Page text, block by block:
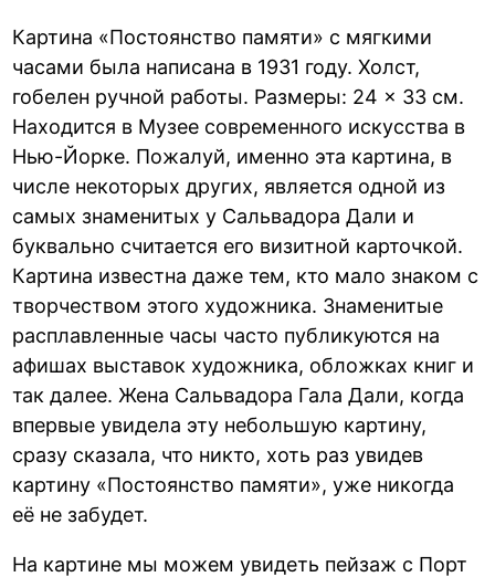
Картина «Постоянство памяти» с мягкими
часами была написана в 1931 году. Холст,
гобелен ручной работы. Размеры: 24 × 33 см.
Находится в Музее современного искусства в
Нью-Йорке. Пожалуй, именно эта картина, в
числе некоторых других, является одной из
самых знаменитых у Сальвадора Дали и
буквально считается его визитной карточкой.
Картина известна даже тем, кто мало знаком с
творчеством этого художника. Знаменитые
расплавленные часы часто публикуются на
афишах выставок художника, обложках книг и
так далее. Жена Сальвадора Гала Дали, когда
впервые увидела эту небольшую картину,
сразу сказала, что никто, хоть раз увидев
картину «Постоянство памяти», уже никогда
её не забудет.
На картине мы можем увидеть пейзаж с Порт